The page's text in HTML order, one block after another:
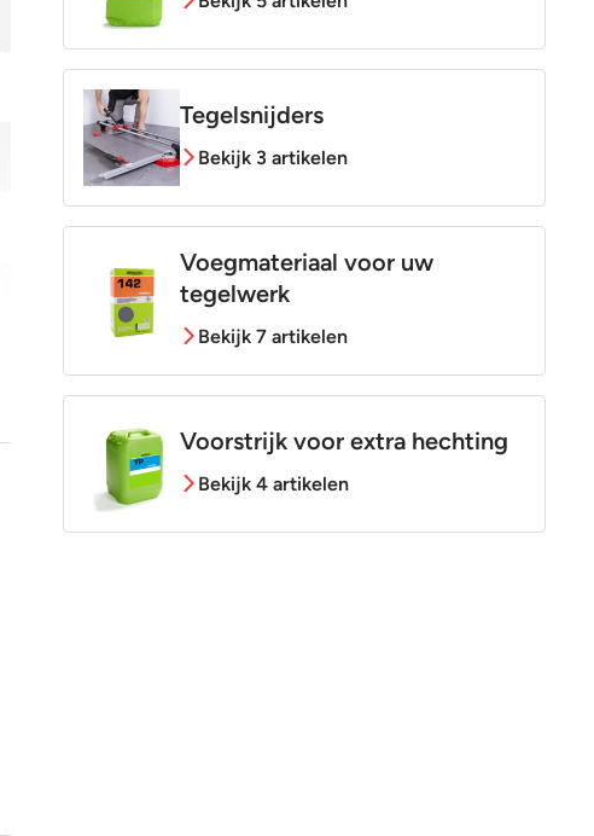
Tegelsnijders
Bekijk 3 artikelen
Voegmateriaal voor uw
tegelwerk
Bekijk 7 artikelen
Voorstrijk voor extra hechting
Bekijk 4 artikelen